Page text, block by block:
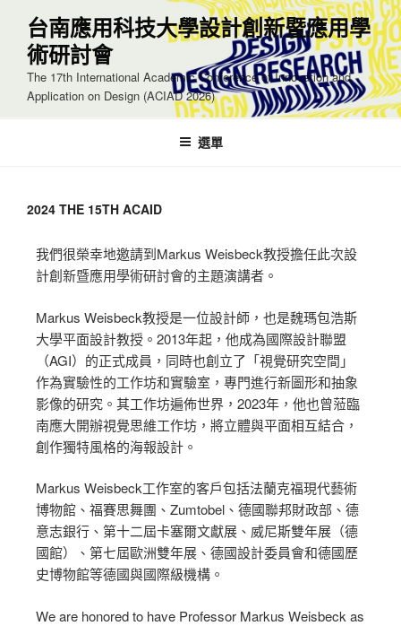
台南應用科技大學設計創新暨應用學
術研討會
The 17th International Academic Conference of Innovation and
Application on Design (ACIAD 2026)
選單
2024 THE 15TH ACAID
我們很榮幸地邀請到Markus Weisbeck教授擔任此次設
計創新暨應用學術研討會的主題演講者。
Markus Weisbeck教授是一位設計師，也是魏瑪包浩斯
大學平面設計教授。2013年起，他成為國際設計聯盟
（AGI）的正式成員，同時也創立了「視覺研究空間」
作為實驗性的工作坊和實驗室，專門進行新圖形和抽象
影像的研究。其工作坊遍佈世界，2023年，他也曾蒞臨
南應大開辦視覺思維工作坊，將立體與平面相互結合，
創作獨特風格的海報設計。
Markus Weisbeck工作室的客戶包括法蘭克福現代藝術
博物館、福賽思舞團、Zumtobel、德國聯邦財政部、德
意志銀行、第十二屆卡塞爾文獻展、威尼斯雙年展（德
國館）、第七屆歐洲雙年展、德國設計委員會和德國歷
史博物館等德國與國際級機構。
We are honored to have Professor Markus Weisbeck as